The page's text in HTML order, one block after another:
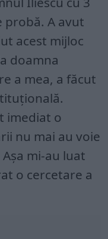
probă. A avut
acest mijloc
doamna
a mea, a făcut
imediat o
nu mai au voie
mi-au luat
o cercetare a